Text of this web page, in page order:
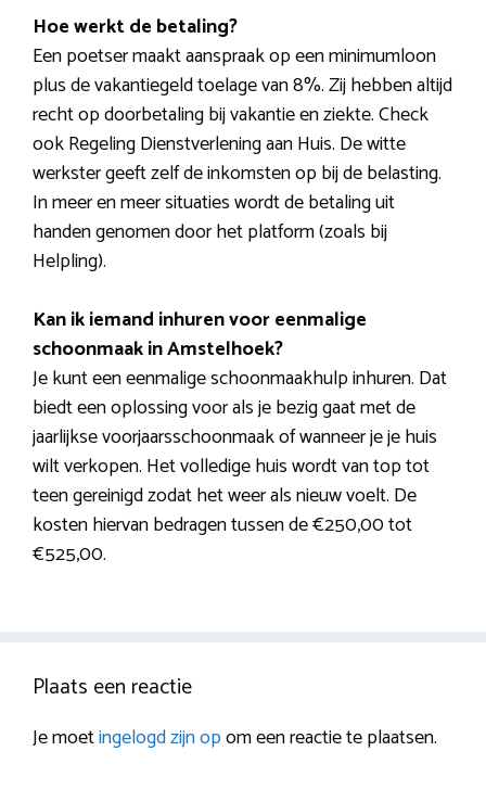
Hoe werkt de betaling?
Een poetser maakt aanspraak op een minimumloon
plus de vakantiegeld toelage van 8%. Zij hebben altijd
recht op doorbetaling bij vakantie en ziekte. Check
ook Regeling Dienstverlening aan Huis. De witte
werkster geeft zelf de inkomsten op bij de belasting.
In meer en meer situaties wordt de betaling uit
handen genomen door het platform (zoals bij
Helpling).
Kan ik iemand inhuren voor eenmalige
schoonmaak in Amstelhoek?
Je kunt een eenmalige schoonmaakhulp inhuren. Dat
biedt een oplossing voor als je bezig gaat met de
jaarlijkse voorjaarsschoonmaak of wanneer je je huis
wilt verkopen. Het volledige huis wordt van top tot
teen gereinigd zodat het weer als nieuw voelt. De
kosten hiervan bedragen tussen de €250,00 tot
€525,00.
Plaats een reactie
Je moetingelogd zijn opom een reactie te plaatsen.